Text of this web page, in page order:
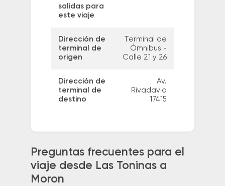
salidas para
este viaje
Dirección de
terminal de
origen
Terminal de
Ómnibus -
Calle 21 y 26
Dirección de
terminal de
destino
Av.
Rivadavia
17415
Preguntas frecuentes para el
viaje desde Las Toninas a
Moron